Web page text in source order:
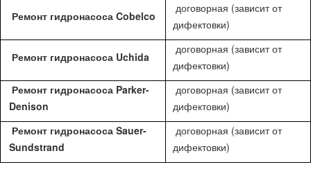
Ремонт гидронасоса Cobelco
договорная (зависит от
дифектовки)
Ремонт гидронасоса Uchida
договорная (зависит от
дифектовки)
Ремонт гидронасоса Parker-
Denison
договорная (зависит от
дифектовки)
Ремонт гидронасоса Sauer-
Sundstrand
договорная (зависит от
дифектовки)